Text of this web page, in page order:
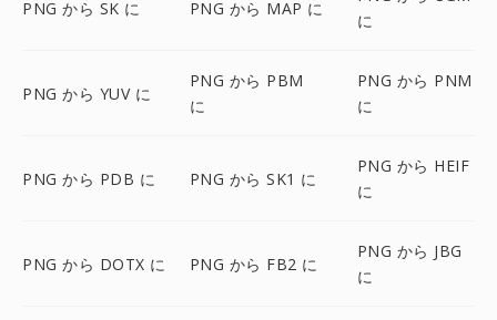
PNG から SK に PNG から MAP に
に
PNG から YUV に
PNG から PBM
に
PNG から PNM
に
PNG から PDB に PNG から SK1 に
PNG から HEIF
に
PNG から DOTX に PNG から FB2 に
PNG から JBG
に